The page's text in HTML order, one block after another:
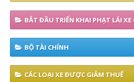
BẮT ĐẦU TRIỂN KHAI PHẠT LÁI XE
BỘ TÀI CHÍNH
CÁC LOẠI XE ĐƯỢC GIẢM THUẾ